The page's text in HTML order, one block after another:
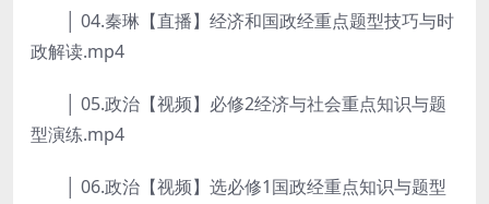
│ 04.秦琳【直播】经济和国政经重点题型技巧与时
政解读.mp4
│ 05.政治【视频】必修2经济与社会重点知识与题
型演练.mp4
│ 06.政治【视频】选必修1国政经重点知识与题型